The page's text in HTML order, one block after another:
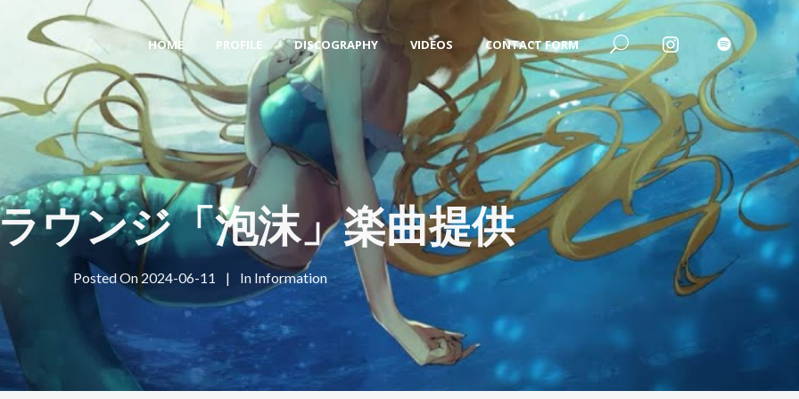
HOME PROFILE DISCOGRAPHY VIDEOS CONTACT FORM
ウンジ「泡沫」楽曲提供
Posted On 2024-06-11 In Information